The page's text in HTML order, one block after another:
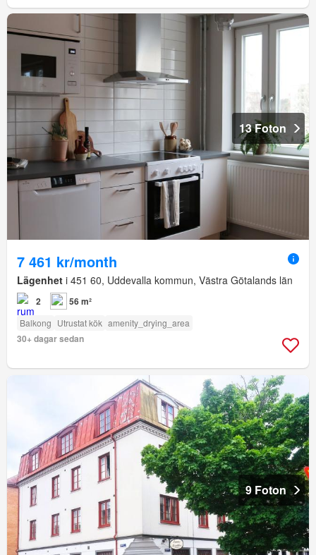
13 Foton
7 461 kr/month
Lägenhet i 451 60, Uddevalla kommun, Västra Götalands län
2 56 m²
Balkong Utrustat kök amenity_drying_area
30+ dagar sedan
9 Foton